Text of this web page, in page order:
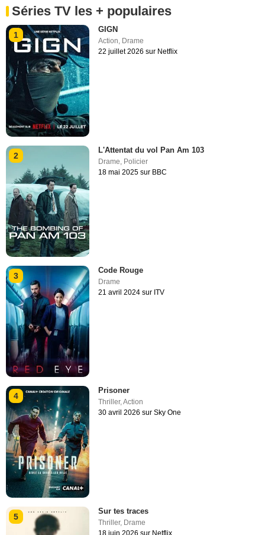
Séries TV les + populaires
1
GIGN
Action, Drame
22 juillet 2026 sur Netflix
2
L'Attentat du vol Pan Am 103
Drame Policier
18 mai 2025 sur BBC
3
Code Rouge
Drame
21 avril 2024 sur ITV
4
Prisoner
Thriller,Action
30 avril 2026 sur Sky One
5
Sur tes traces
Thriller, Drame
18 juin 2026 sur Netflix